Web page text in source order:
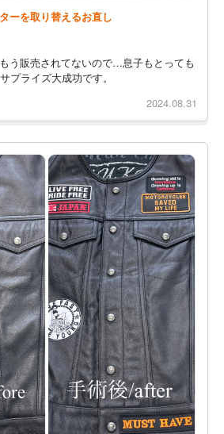
ーを取り替えるお直し
う販売されてないので…息子もとっても
プライズ大成功です。
2024.08.31